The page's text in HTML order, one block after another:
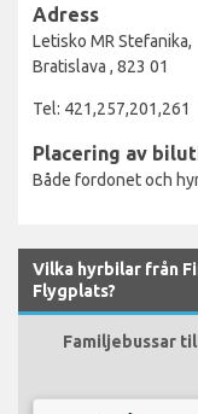
Adress
Letisko MR Stefanika,
Bratislava , 823 01
Tel: 421,257,201,261
Placering av
Både fordonet och
Vilka hyrbilar från
Flygplats?
Familjebussar